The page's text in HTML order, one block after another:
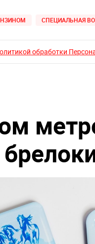
СПЕЦИАЛЬНАЯ
обработки